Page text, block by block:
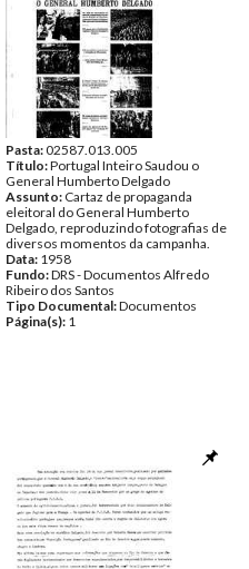
Pasta:02587.013.005
Título:Portugal Inteiro Saudou o
General Humberto Delgado
Assunto: Cartaz de propaganda
eleitoral do General Humberto
Delgado, reproduzindo fotografias de
diversos momentos da campanha.
Data: 1958
Fundo:DRS - Documentos Alfredo
Ribeiro dos Santos
Tipo Documental:Documentos
Página(s): 1